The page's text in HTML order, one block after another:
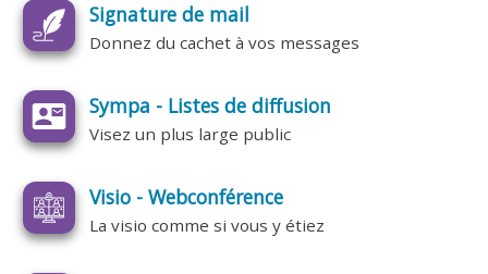
Signature de mail
Donnez du cachet à vos messages
Sympa - Listes de diffusion
Visez un plus large public
Visio - Webconférence
La visio comme si vous y étiez